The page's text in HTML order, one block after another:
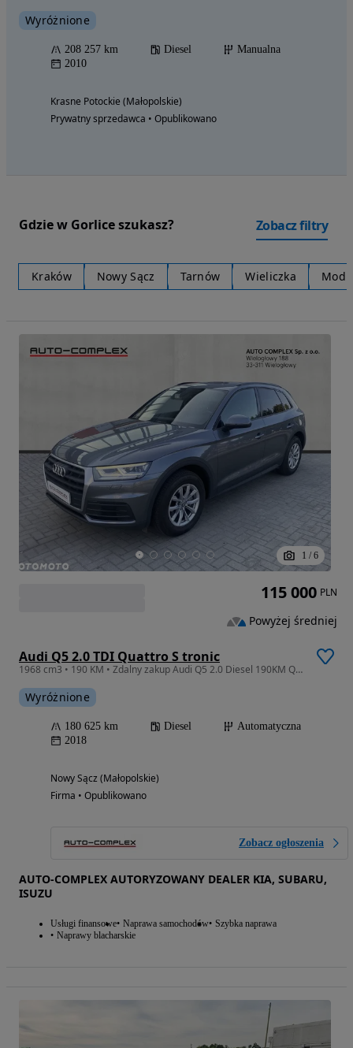
Wyróżnione
208 257 km Diesel
Manualna
2010
Krasne Potockie (Małopolskie)
Prywatny sprzedawca • Opublikowano
Gdzie w Gorlice szukasz? Zobacz filtry
Kraków Nowy Sącz Tarnów Wieliczka
1 / 6
Audi Q5 2.0 TDI Quattro S tronic
1968 cm3 • 190 KM • Zdalny zakup Audi Q5 2.0 Diesel 190KM Quattro.
Wyróżnione
180 625 km Diesel
Automatyczna
2018
Nowy Sącz (Małopolskie)
Firma • Opublikowano
Zobacz ogłoszenia
AUTO-COMPLEX AUTORYZOWANY DEALER KIA, SUBARU,
ISUZU
Usługi finansowe Naprawa samochodów Szybka naprawa
Naprawy blacharskie
115 000 PLN
Powyżej średniej